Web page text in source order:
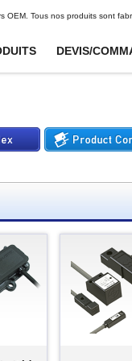
Tous nos produits sont
DEVIS/
Capteurs de proximite
Capteurs magnetiques
Potentiometres
Boutons-poussoirs
Capteurs de proximite
Capteurs magnetiques
Potentiometres
Boutons-poussoirs